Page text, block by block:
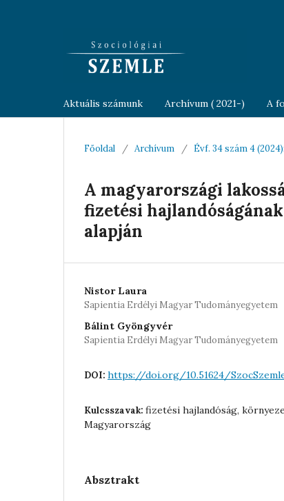
Aktuális számunk Archívum ( 2021-) A
Főoldal / Archívum / Évf. 34 szám 4
A magyarországi
fizetési hajlandóságának
alapján
Nistor Laura
Sapientia Erdélyi Magyar Tudományegyetem
Bálint Gyöngyvér
Sapientia Erdélyi Magyar Tudományegyetem
DOI: https://doi.org/10.51624/
Kulcsszavak: fizetési hajlandóság,
Magyarország
Absztrakt